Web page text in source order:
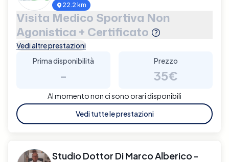
22.2 km
Visita Medico Sportiva Non
Agonistica + Certificato
Vedi altre prestazioni
Prima disponibilità
-
Prezzo
35€
Al momento non ci sono orari disponibili
Vedi tutte le prestazioni
Studio Dottor Di Marco Alberico -